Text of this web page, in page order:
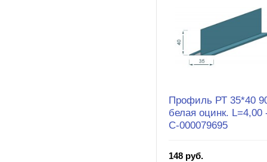
Профиль РТ 35*40
белая оцинк. L=4,00
С-000079695
148 руб.